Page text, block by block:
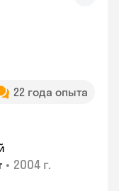
22 года опыта
• 2004 г.